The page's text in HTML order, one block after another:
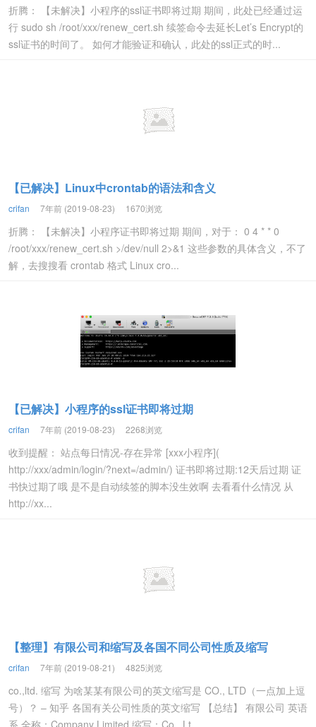
折腾： 【未解决】小程序的ssl证书即将过期 期间，此处已经通过运
行 sudo sh /root/xxx/renew_cert.sh 续签命令去延长Let’s Encrypt的
ssl证书的时间了。 如何才能验证和确认，此处的ssl正式的时...
【已解决】Linux中crontab的语法和含义
crifan 7年前 (2019-08-23) 1670浏览
折腾： 【未解决】小程序证书即将过期 期间，对于： 0 4 * * 0
/root/xxx/renew_cert.sh >/dev/null 2>&1 这些参数的具体含义，不了
解，去搜搜看 crontab 格式 Linux cro...
【已解决】小程序的ssl证书即将过期
crifan 7年前 (2019-08-23) 2268浏览
收到提醒： 站点每日情况-存在异常 [xxx小程序](
http://xxx/admin/login/?next=/admin/) 证书即将过期:12天后过期 证
书快过期了哦 是不是自动续签的脚本没生效啊 去看看什么情况 从
http://xx...
【整理】有限公司和缩写及各国不同公司性质及缩写
crifan 7年前 (2019-08-21) 4825浏览
co.,ltd. 缩写 为啥某某有限公司的英文缩写是 CO., LTD（一点加上逗
号）？ – 知乎 各国有关公司性质的英文缩写 【总结】 有限公司 英语
系 全称：Company Limited 缩写：Co., Lt...